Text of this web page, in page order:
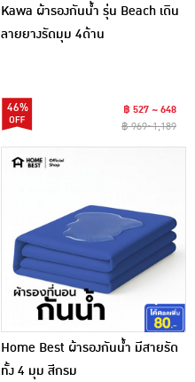
Kawa ผ้ารองกันน้ำ รุ่น Beach เดิน
ลายยางรัดมุม 4ด้าน
46%
฿ 527 ~ 648
฿ 969~1,189
Home Best ผ้ารองกันน้ำ มีสายรัด
ทั้ง 4 มุม สีกรม